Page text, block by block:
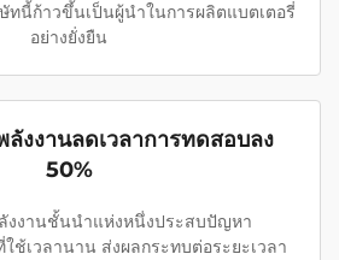
ทนี้ก้าวขึ้นเป็นผู้นำในการผลิตแบตเตอรี่
อย่างยั่งยืน
งงานลดเวลาการทดสอบลง
50%
งงานชั้นนำแห่งหนึ่งประสบปัญหา
ช้เวลานาน ส่งผลกระทบต่อระยะเวลา